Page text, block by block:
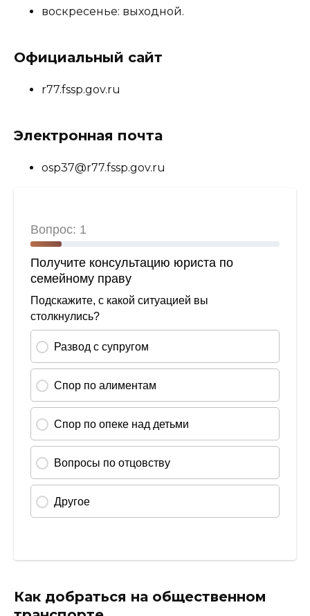
воскресенье: выходной.
Официальный сайт
r77.fssp.gov.ru
Электронная почта
osp37@r77.fssp.gov.ru
Как добраться на общественном